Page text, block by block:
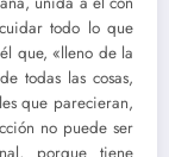
todo lo que
que, «lleno de la
todas las cosas,
que parecieran,
no puede ser